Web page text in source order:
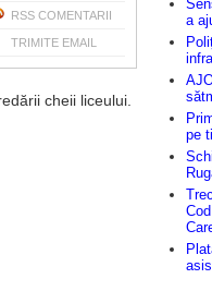
RSS COMENTARII
TRIMITE EMAIL
cheii liceului.
a
pe